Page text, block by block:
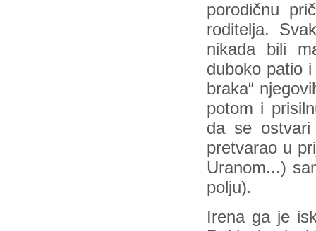
porodičnu
roditelja.
nikada bili
duboko patio
braka“
potom i
da se
pretvarao u
Uranom...)
polju).
Irena ga je